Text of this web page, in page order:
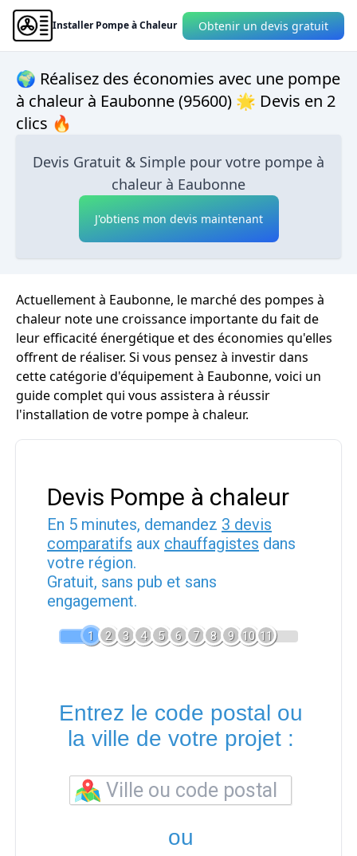
Installer Pompe à Chaleur Obtenir un devis gratuit
🌍 Réalisez des économies avec une pompe
à chaleur à Eaubonne (95600) 🌟 Devis en 2
clics 🔥
Devis Gratuit & Simple pour votre pompe à
chaleur à Eaubonne
J'obtiens mon devis maintenant
Actuellement à Eaubonne, le marché des pompes à
chaleur note une croissance importante du fait de
leur efficacité énergétique et des économies qu'elles
offrent de réaliser. Si vous pensez à investir dans
cette catégorie d'équipement à Eaubonne, voici un
guide complet qui vous assistera à réussir
l'installation de votre pompe à chaleur.
Devis Pompe à chaleur
En 5 minutes, demandez 3 devis
comparatifs aux chauffagistes dans
votre région.
Gratuit, sans pub et sans
engagement.
1 2 3 4 5 6 7 8 9 10 11
Entrez le code postal ou
la ville de votre projet :
ou